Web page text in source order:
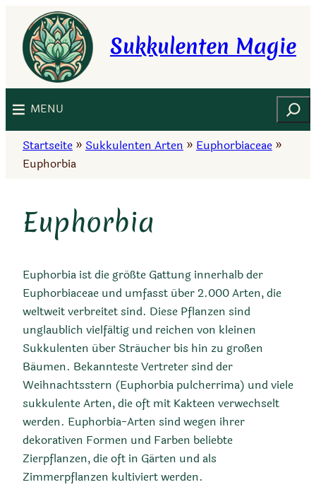
Inhalt
springen
Sukkulenten Magie
MENU Suchen
Startseite » Sukkulenten Arten » Euphorbiaceae »
Euphorbia
Euphorbia
Euphorbia ist die größte Gattung innerhalb der
Euphorbiaceae und umfasst über 2.000 Arten, die
weltweit verbreitet sind. Diese Pflanzen sind
unglaublich vielfältig und reichen von kleinen
Sukkulenten über Sträucher bis hin zu großen
Bäumen. Bekannteste Vertreter sind der
Weihnachtsstern (Euphorbia pulcherrima) und viele
sukkulente Arten, die oft mit Kakteen verwechselt
werden. Euphorbia-Arten sind wegen ihrer
dekorativen Formen und Farben beliebte
Zierpflanzen, die oft in Gärten und als
Zimmerpflanzen kultiviert werden.